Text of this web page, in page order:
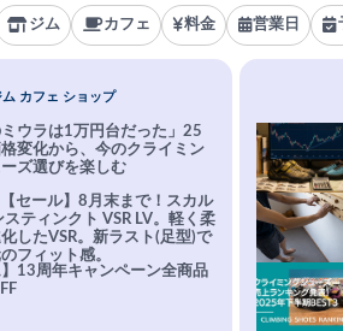
ジム カフェ 料金 営業日
ム カフェ ショップ
ミウラは1万円台だった」25
変化から、今のクライミン
ズ選びを楽しむ
セール】8月末まで！スカル
スティンクト VSR LV。軽く柔
したVSR。新ラスト(足型)で
フィット感。
】13周年キャンペーン全商品